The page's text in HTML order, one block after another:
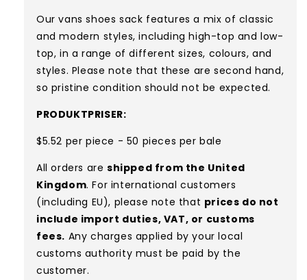
Our vans shoes sack features a mix of classic
and modern styles, including high-top and low-
top, in a range of different sizes, colours, and
styles. Please note that these are second hand,
so pristine condition should not be expected.
PRODUKTPRISER:
$5.52 per piece - 50 pieces per bale
All orders are shipped from the United
Kingdom. For international customers
(including EU), please note that prices do not
include import duties, VAT, or customs
fees. Any charges applied by your local
customs authority must be paid by the
customer.